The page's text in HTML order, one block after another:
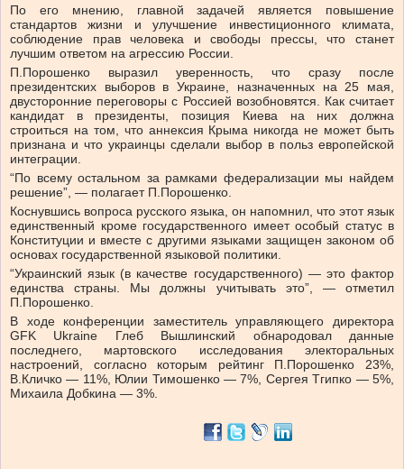
По его мнению, главной задачей является повышение
стандартов жизни и улучшение инвестиционного климата,
соблюдение прав человека и свободы прессы, что станет
лучшим ответом на агрессию России.
П.Порошенко выразил уверенность, что сразу после
президентских выборов в Украине, назначенных на 25 мая,
двусторонние переговоры с Россией возобновятся. Как считает
кандидат в президенты, позиция Киева на них должна
строиться на том, что аннексия Крыма никогда не может быть
признана и что украинцы сделали выбор в польз европейской
интеграции.
“По всему остальном за рамками федерализации мы найдем
решение”, — полагает П.Порошенко.
Коснувшись вопроса русского языка, он напомнил, что этот язык
единственный кроме государственного имеет особый статус в
Конституции и вместе с другими языками защищен законом об
основах государственной языковой политики.
“Украинский язык (в качестве государственного) — это фактор
единства страны. Мы должны учитывать это”, — отметил
П.Порошенко.
В ходе конференции заместитель управляющего директора
GFK Ukraine Глеб Вышлинский обнародовал данные
последнего, мартовского исследования электоральных
настроений, согласно которым рейтинг П.Порошенко 23%,
В.Кличко — 11%, Юлии Тимошенко — 7%, Сергея Тгипко — 5%,
Михаила Добкина — 3%.